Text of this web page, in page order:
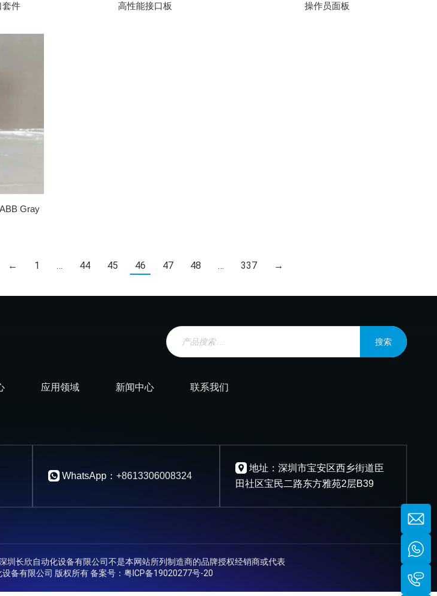
套件
高性能接口板
操作员面板
Gray
← 1 … 44 45 46 47 48 … 337 →
Products
search
搜索
应用领域 新闻中心 联系我们
WhatsApp： +8613306008324
地址：深圳市宝安区西乡街道臣
田社区宝民二路东方雅苑2层B39
长欣自动化设备有限公司不是本网站所列制造商的品牌授权经销商或代表
备有限公司 版权所有 备案号： 粤ICP备19020277号-20